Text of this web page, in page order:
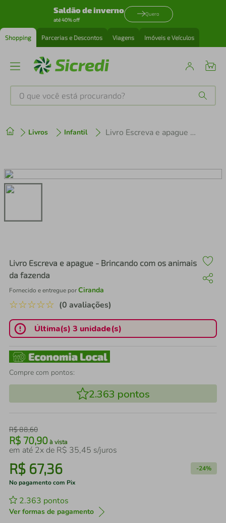
Saldão de inverno
até 40% off
Quero
Shopping Parcerias e Descontos Viagens Imóveis e Veículos
O que você está procurando?
Livros Infantil Livro Escreva e apague - Brincando com os animais da fazenda
Livro Escreva e apague - Brincando com os animais
da fazenda
Fornecido e entregue porCiranda
☆☆☆☆☆ (0 avaliações)
Última(s) 3 unidade(s)
Compre com pontos:
2.363 pontos
R$88,60
R$ 70,90 à vista
em até 2x de R$ 35,45 s/juros
R$ 67,36 -24%
No pagamento com Pix
2.363 pontos
Ver formas de pagamento
2º cafeteira